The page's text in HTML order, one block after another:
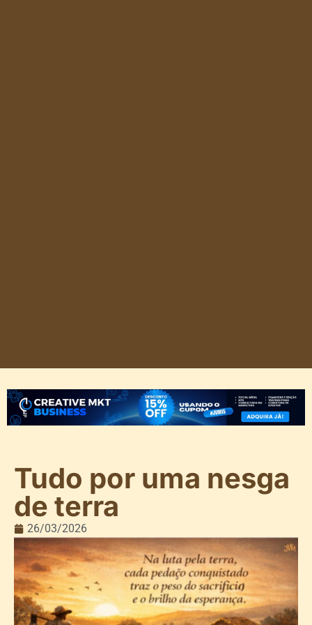
Tudo por uma nesga
de terra
26/03/2026